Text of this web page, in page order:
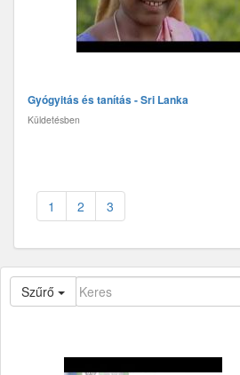
Gyógyitás és tanítás - Sri Lanka
Küldetésben
1 2 3
Szűrő